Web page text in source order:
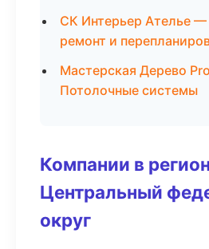
СК Интерьер Ателье —
ремонт и
Мастерская Дерево
Потолочные системы
Компании в
Центральный
округ